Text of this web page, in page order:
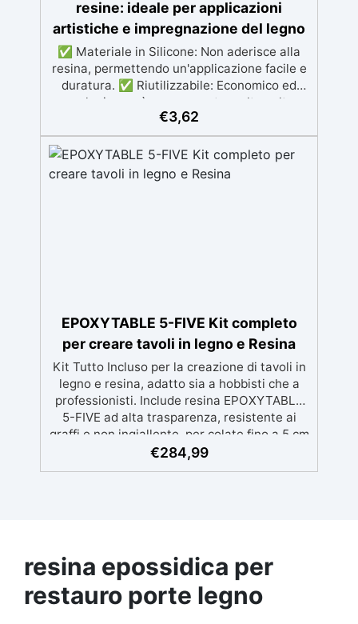
resine: ideale per applicazioni
artistiche e impregnazione del legno
✅ Materiale in Silicone: Non aderisce alla
resina, permettendo un'applicazione facile e
duratura. ✅ Riutilizzabile: Economico ed
ecologico, può essere usato molte volte
senza perdere efficacia. ✅ Precisione e
Uniformità: Assicura un'applicazione precisa
e uniforme della resina. ✅ Versatilità:
Perfetto per applicazioni artistiche e per
impregnare legno e materiali porosi. ✅
€3,62
EPOXYTABLE 5-FIVE Kit completo
per creare tavoli in legno e Resina
Kit Tutto Incluso per la creazione di tavoli in
legno e resina, adatto sia a hobbisti che a
professionisti. Include resina EPOXYTABLE
5-FIVE ad alta trasparenza, resistente ai
graffi e non ingiallente, per colate fino a 5 cm
di spessore. Incluso materile per creare la
(0,6 m²), e XXL (1,3 m²), in base alle tue
esigenze Leggi Prima dell'uso || Scarica
le Istruzioni per una lucidatura perfetta!
€284,99
resina epossidica per
restauro porte legno